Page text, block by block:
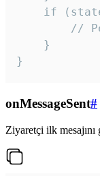
if
//
    }
}
onMessageSent#
Ziyaretçi ilk mesajını